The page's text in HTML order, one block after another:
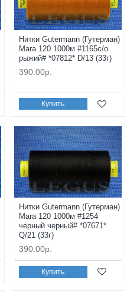
Нитки Gutermann (Гутерман)
Mara 120 1000м #1165с/о
рыжий# *07812* D/13 (33г)
390.00р.
Купить
Нитки Gutermann (Гутерман)
Mara 120 1000м #1254
черный черный# *07671*
Q/21 (33г)
390.00р.
Купить